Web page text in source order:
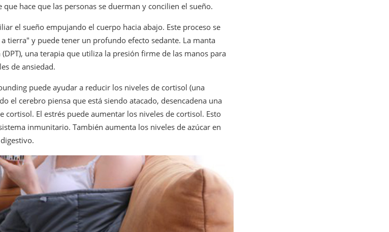
hace que las personas se duerman y concilien el sueño.
el sueño empujando el cuerpo hacia abajo. Este proceso se
tierra" y puede tener un profundo efecto sedante. La manta
una terapia que utiliza la presión firme de las manos para
de ansiedad.
puede ayudar a reducir los niveles de cortisol (una
el cerebro piensa que está siendo atacado, desencadena una
cortisol. El estrés puede aumentar los niveles de cortisol. Esto
inmunitario. También aumenta los niveles de azúcar en